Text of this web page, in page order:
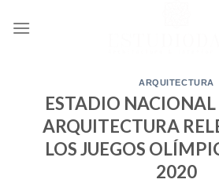
ARQUITECTURA
ESTADIO NACIONAL
ARQUITECTURA
LOS JUEGOS
2020